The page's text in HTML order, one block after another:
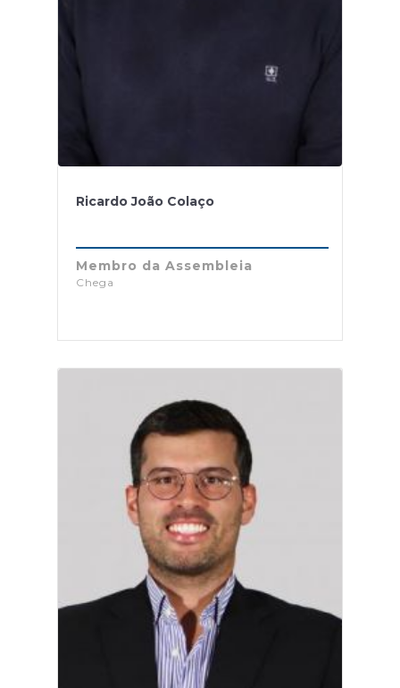
Ricardo João Colaço
Membro da Assembleia
Chega